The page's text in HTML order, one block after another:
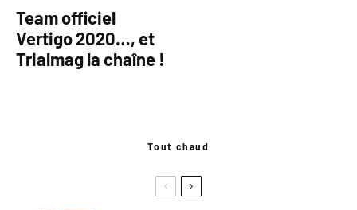
Team officiel
Vertigo 2020…, et
Trialmag la chaîne !
Tout chaud